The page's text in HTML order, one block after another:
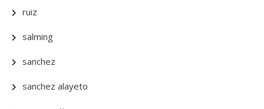
ruiz
salming
sanchez
sanchez alayeto